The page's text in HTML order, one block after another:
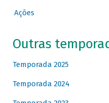
Ações
Outras
Temporada 2025
Temporada 2024